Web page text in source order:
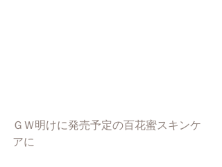
ＧＷ明けに発売予定の百花蜜スキンケ
アに